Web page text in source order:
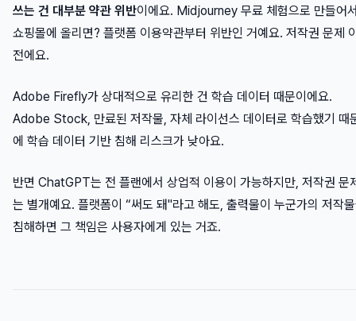
쓰는 건 대부분 약관 위반이에요. Midjourney 무료 체험으로 만들어
쇼핑몰에 올리면? 플랫폼 이용약관부터 위반인 거예요. 저작권 문제
전에요.
Adobe Firefly가 상대적으로 유리한 건 학습 데이터 때문이에요.
Adobe Stock, 만료된 저작물, 자체 라이선스 데이터로 학습했기 때
에 학습 데이터 기반 침해 리스크가 낮아요.
반면 ChatGPT는 전 플랜에서 상업적 이용이 가능하지만, 저작권 문
는 별개예요. 플랫폼이 “써도 돼"라고 해도, 출력물이 누군가의 저작
침해하면 그 책임은 사용자에게 있는 거죠.